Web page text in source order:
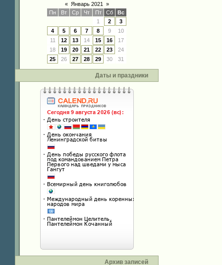
« Январь 2021
»
Пн
Вт Ср Чт Пт Сб
Вс
1
2
3
4
5 6 7 8 9
10
11
12 13 14 15 16
17
18
19 20 21 22 23
24
25
26 27 28 29 30 31
Даты и праздники
Архив записей